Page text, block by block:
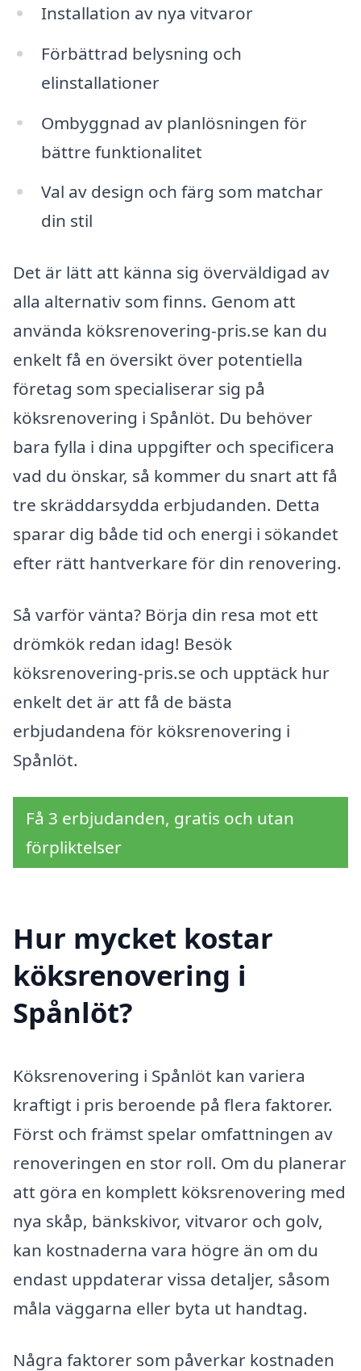
Installation av nya vitvaror
Förbättrad belysning och
elinstallationer
Ombyggnad av planlösningen för
bättre funktionalitet
Val av design och färg som matchar
din stil
Det är lätt att känna sig överväldigad av
alla alternativ som finns. Genom att
använda köksrenovering-pris.se kan du
enkelt få en översikt över potentiella
företag som specialiserar sig på
köksrenovering i Spånlöt. Du behöver
bara fylla i dina uppgifter och specificera
vad du önskar, så kommer du snart att få
tre skräddarsydda erbjudanden. Detta
sparar dig både tid och energi i sökandet
efter rätt hantverkare för din renovering.
Så varför vänta? Börja din resa mot ett
drömkök redan idag! Besök
köksrenovering-pris.se och upptäck hur
enkelt det är att få de bästa
erbjudandena för köksrenovering i
Spånlöt.
Få 3 erbjudanden, gratis och utan
förpliktelser
Hur mycket kostar
köksrenovering i
Spånlöt?
Köksrenovering i Spånlöt kan variera
kraftigt i pris beroende på flera faktorer.
Först och främst spelar omfattningen av
renoveringen en stor roll. Om du planerar
att göra en komplett köksrenovering med
nya skåp, bänkskivor, vitvaror och golv,
kan kostnaderna vara högre än om du
endast uppdaterar vissa detaljer, såsom
måla väggarna eller byta ut handtag.
Några faktorer som påverkar kostnaden